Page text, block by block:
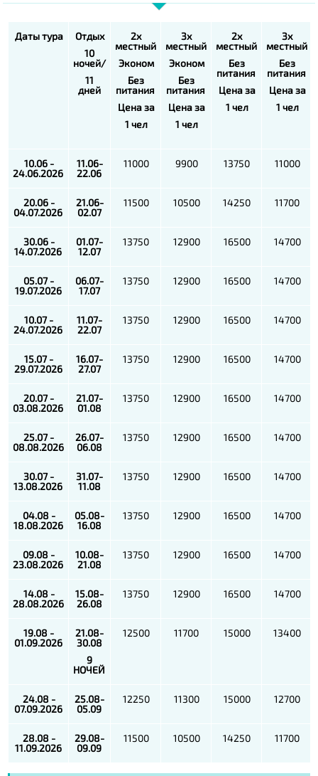
Даты тура
Отдых
10
ночей/
11
дней
2х
местный
Эконом
Без
питания
Цена за
1 чел
3х
местный
Эконом
Без
питания
Цена за
1 чел
2х
местный
Без
питания
Цена за
1 чел
3х
местный
Без
питания
Цена за
1 чел
10.06 -
24.06.2026
11.06-
22.06
11000 9900 13750 11000
20.06 -
04.07.2026
21.06-
02.07
11500 10500 14250 11700
30.06 -
14.07.2026
01.07-
12.07
13750 12900 16500 14700
05.07 -
19.07.2026
06.07-
17.07
13750 12900 16500 14700
10.07 -
24.07.2026
11.07-
22.07
13750 12900 16500 14700
15.07 -
29.07.2026
16.07-
27.07
13750 12900 16500 14700
20.07 -
03.08.2026
21.07-
01.08
13750 12900 16500 14700
25.07 -
08.08.2026
26.07-
06.08
13750 12900 16500 14700
30.07 -
13.08.2026
31.07-
11.08
13750 12900 16500 14700
04.08 -
18.08.2026
05.08-
16.08
13750 12900 16500 14700
09.08 -
23.08.2026
10.08-
21.08
13750 12900 16500 14700
14.08 -
28.08.2026
15.08-
26.08
13750 12900 16500 14700
19.08 -
01.09.2026
21.08-
30.08
9
НОЧЕЙ
12500 11700 15000 13400
24.08 -
07.09.2026
25.08-
05.09
12250 11300 15000 12700
28.08 -
11.09.2026
29.08-
09.09
11500 10500 14250 11700